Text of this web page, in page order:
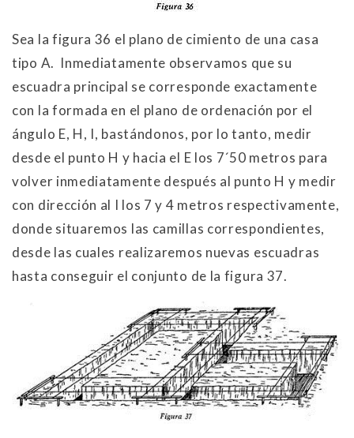
Sea la figura 36 el plano de cimiento de una casa
tipo A. Inmediatamente observamos que su
escuadra principal se corresponde exactamente
con la formada en el plano de ordenación por el
ángulo E, H, I, bastándonos, por lo tanto, medir
desde el punto H y hacia el E los 7´50 metros para
volver inmediatamente después al punto H y medir
con dirección al I los 7 y 4 metros respectivamente,
donde situaremos las camillas correspondientes,
desde las cuales realizaremos nuevas escuadras
hasta conseguir el conjunto de la figura 37.